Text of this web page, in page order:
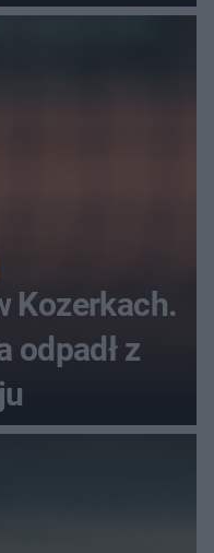
Kozerkach.
odpadł z